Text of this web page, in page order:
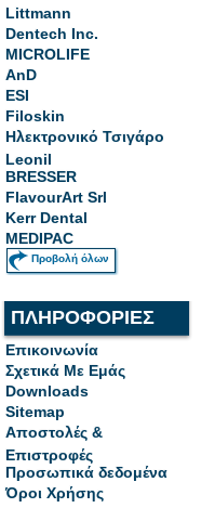
Littmann
Dentech Inc.
MICROLIFE
AnD
ESI
Filoskin
Ηλεκτρονικό Τσιγάρο
Leonil
BRESSER
FlavourArt Srl
Kerr Dental
MEDIPAC
Προβολή όλων
ΠΛΗΡΟΦΟΡΙΕΣ
Επικοινωνία
Σχετικά Με Εμάς
Downloads
Sitemap
Αποστολές &
Επιστροφές
Προσωπικά δεδομένα
Όροι Χρήσης